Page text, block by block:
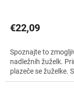
€22,09
Spoznajte to
nadležnih žuželk.
plazeče se žuželke.